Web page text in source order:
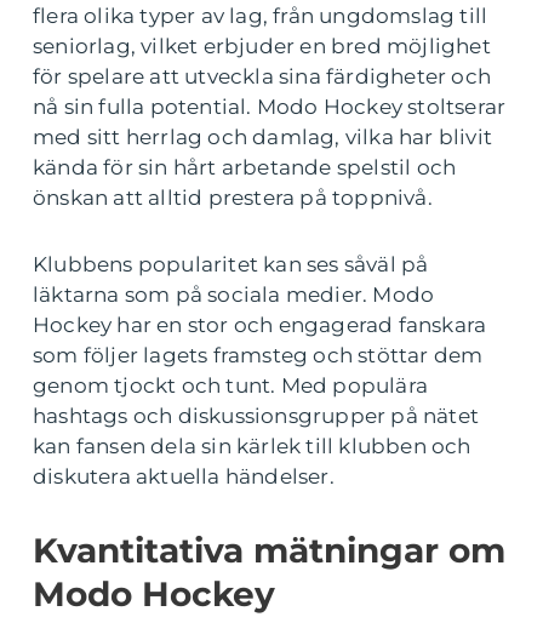
flera olika typer av lag, från ungdomslag till
seniorlag, vilket erbjuder en bred möjlighet
för spelare att utveckla sina färdigheter och
nå sin fulla potential. Modo Hockey stoltserar
med sitt herrlag och damlag, vilka har blivit
kända för sin hårt arbetande spelstil och
önskan att alltid prestera på toppnivå.
Klubbens popularitet kan ses såväl på
läktarna som på sociala medier. Modo
Hockey har en stor och engagerad fanskara
som följer lagets framsteg och stöttar dem
genom tjockt och tunt. Med populära
hashtags och diskussionsgrupper på nätet
kan fansen dela sin kärlek till klubben och
diskutera aktuella händelser.
Kvantitativa mätningar om
Modo Hockey